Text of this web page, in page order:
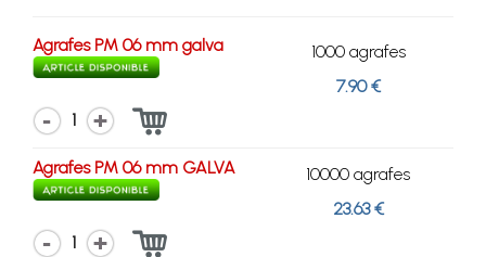
Agrafes PM 06 mm galva
1000 agrafes
7.90 €
1
Agrafes PM 06 mm GALVA
10000 agrafes
23.63 €
1